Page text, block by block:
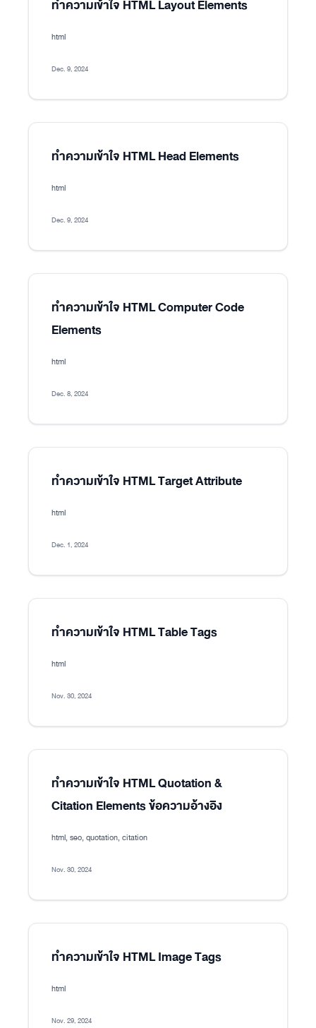
ทำความเข้าใจ HTML Layout Elements
html
Dec. 9, 2024
ทำความเข้าใจ HTML Head Elements
html
Dec. 9, 2024
ทำความเข้าใจ HTML Computer Code
Elements
html
Dec. 8, 2024
ทำความเข้าใจ HTML Target Attribute
html
Dec. 1, 2024
ทำความเข้าใจ HTML Table Tags
html
Nov. 30, 2024
ทำความเข้าใจ HTML Quotation &
Citation Elements ข้อความอ้างอิง
html, seo, quotation, citation
Nov. 30, 2024
ทำความเข้าใจ HTML Image Tags
html
Nov. 29, 2024